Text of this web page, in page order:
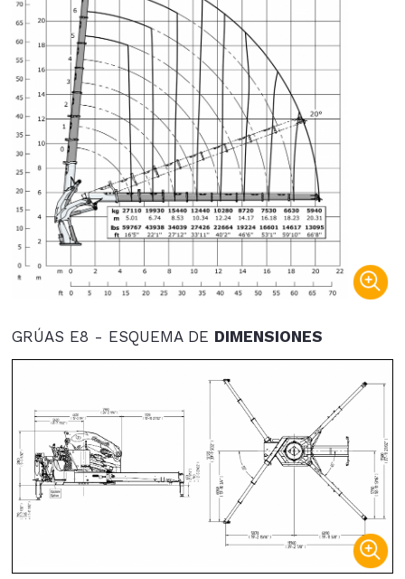
GRÚAS E8 - ESQUEMA DE DIMENSIONES